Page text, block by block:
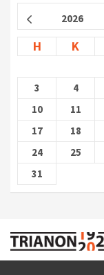
2026
H K
3
4
10
11
17
18
24
25
31